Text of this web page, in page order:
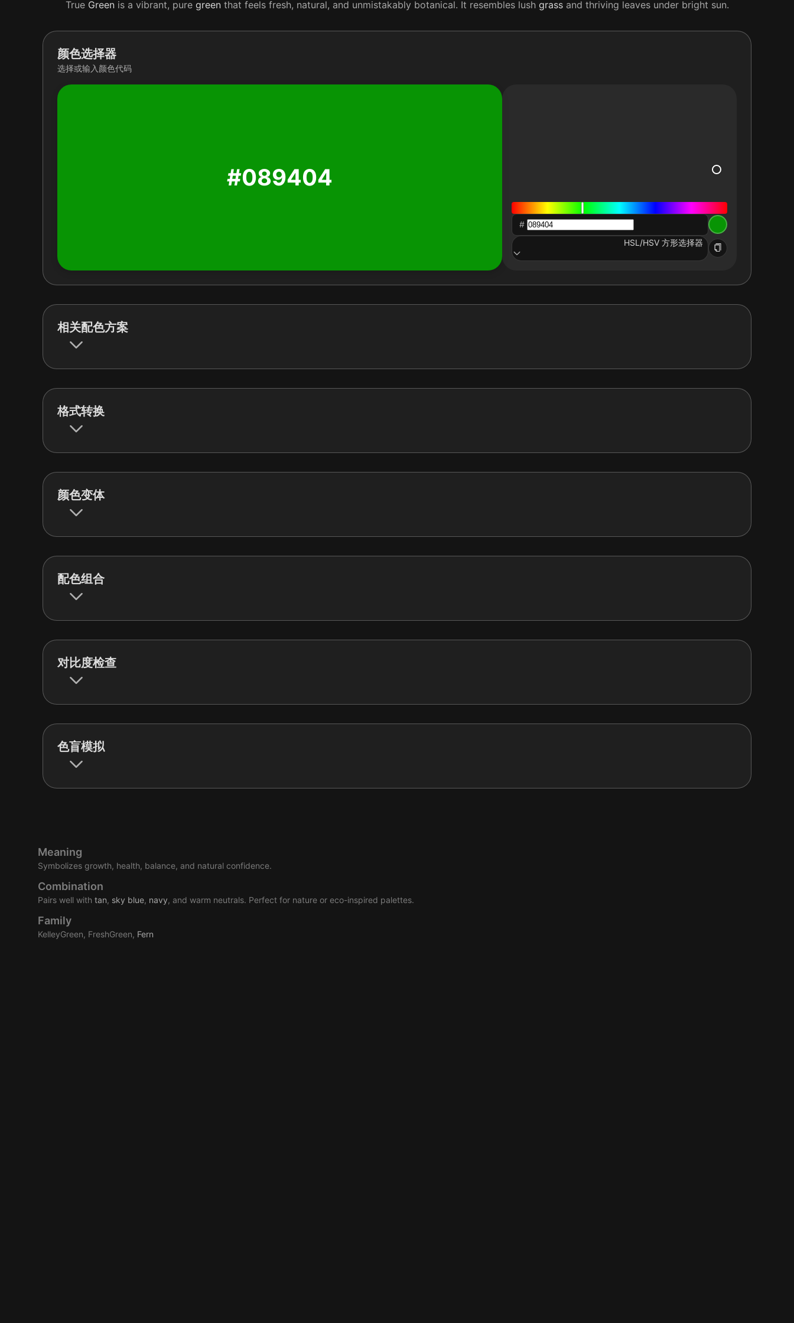
True Greenis a vibrant, pure greenthat feels fresh, natural, and unmistakably botanical. It resembles lush grassand thriving leaves under bright sun.
颜色选择器
选择或输入颜色代码
#089404
#
HSL/HSV 方形选择器
相关配色方案
格式转换
颜色变体
配色组合
对比度检查
色盲模拟
Meaning
Symbolizes growth, health, balance, and natural confidence.
Combination
Pairs well with tan, sky blue, navy, and warm neutrals. Perfect for nature or eco-inspired palettes.
Family
KelleyGreen, FreshGreen, Fern